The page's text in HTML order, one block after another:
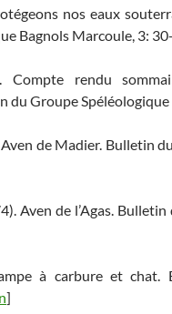
nos eaux
Bagnols Marcoule, 3:
Compte rendu
du Groupe
de Madier. Bulletin
Aven de l’Agas.
à carbure et chat.
]